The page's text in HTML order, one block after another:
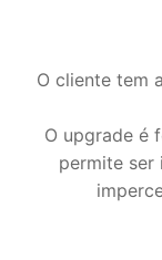
O cliente tem
O upgrade é
permite ser